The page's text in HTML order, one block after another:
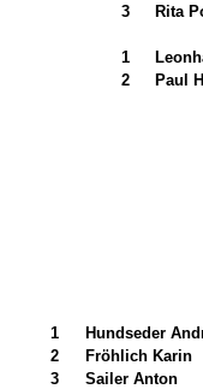
3
Rita
1
2
Paul
1
Hundseder
2
Fröhlich Karin
3
Sailer Anton